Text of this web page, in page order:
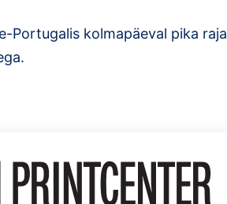
Portugalis kolmapäeval pika raja